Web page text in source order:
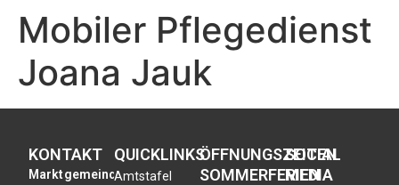
Mobiler Pflegedienst
Joana Jauk
KONTAKT
Marktgemeinde
QUICKLINKS
Amtstafel
ÖFFNUNGSZEITEN
SOMMERFERIEN
SOCIAL
MEDIA